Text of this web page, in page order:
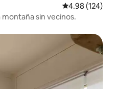
Calificación
4.98 (124)
montaña sin vecinos.